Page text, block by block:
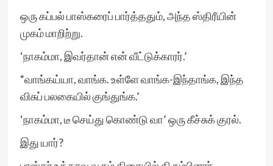
ஒரு கப்பல் பாஸ்கரைப் பார்த்ததும், அந்த ஸ்திரீயின்
முகம் மாறிற்று.
‘நாகம்மா, இவர்தான் என் வீட்டுக்காரர்.’
“வாங்கய்யா, வாங்க. உள்ளே வாங்க-இந்தாங்க, இந்த
விசுப் பலகையில் குங்துங்க.’
‘நாகம்மா, டீ செய்து கொண்டு வா’ ஒரு கீச்சுக் குரல்.
இது யார்?